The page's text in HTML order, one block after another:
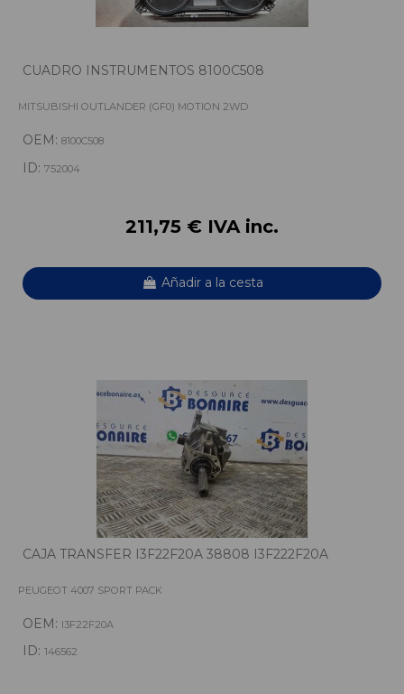
CUADRO INSTRUMENTOS 8100C508
MITSUBISHI OUTLANDER (GF0) MOTION 2WD
OEM: 8100C508
ID: 752004
211,75 € IVA inc.
Añadir a la cesta
CAJA TRANSFER I3F22F20A 38808 I3F222F20A
PEUGEOT 4007 SPORT PACK
OEM: I3F22F20A
ID: 146562